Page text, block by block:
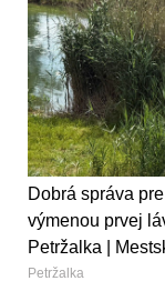
Dobrá správa
výmenou prvej
Petržalka |
Petržalka